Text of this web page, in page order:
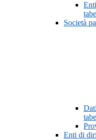
Società
Enti di